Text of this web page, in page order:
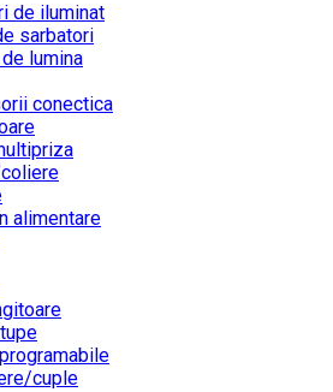
de iluminat
sarbatori
lumina
conectica
alimentare
cuple